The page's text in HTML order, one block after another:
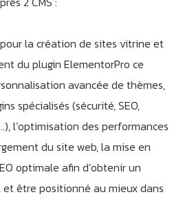
pour la création de sites vitrine et
du plugin ElementorPro ce
avancée de thèmes,
spécialisés (sécurité, SEO,
l’optimisation des performances
du site web, la mise en
optimale afin d’obtenir un
être positionné au mieux dans